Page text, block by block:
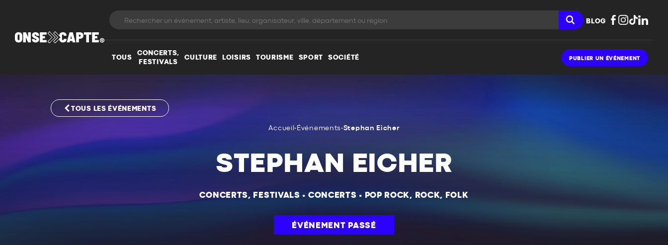
BLOG
TOUS
CONCERTS,
FESTIVALS
CULTURE LOISIRS TOURISME SPORT SOCIÉTÉ PUBLIER UN ÉVÉNEMENT
TOUS LES ÉVÉNEMENTS
Accueil • Événements•Stephan Eicher
STEPHAN EICHER
CONCERTS, FESTIVALS • CONCERTS • POP ROCK, ROCK, FOLK
ÉVÉNEMENT PASSÉ